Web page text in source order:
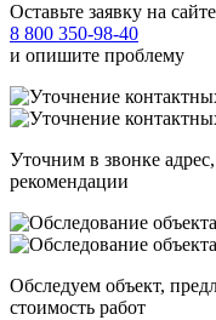
Оставьте заявку на
8 800 350-98-40
и опишите проблему
Уточним в звонке
рекомендации
Обследуем объект,
стоимость работ